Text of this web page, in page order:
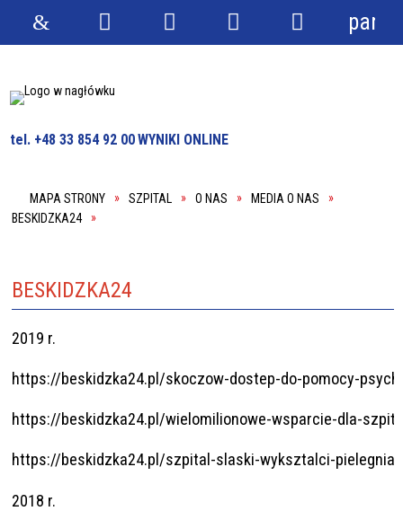
tel. +48 33 854 92 00WYNIKI ONLINE
MAPA STRONY SZPITAL O NAS
MEDIA O NAS
BESKIDZKA24
BESKIDZKA24
2019 r.
https://beskidzka24.pl/skoczow-dostep-do-pomocy-
https://beskidzka24.pl/wielomilionowe-wsparcie-dla-
https://beskidzka24.pl/szpital-slaski-wyksztalci-
2018 r.
StronaWyszukiwarka
Narzędzia
Menu Menu
panel